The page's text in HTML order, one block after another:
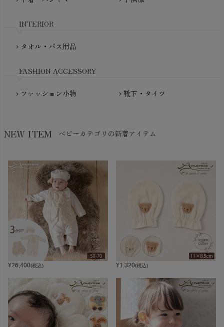
My Little Cozmo（マイリトルコズモ）
NewNative（ニューネイティブ）
INTERIOR
chevron_right タオル・バス用品
FASHION ACCESSORY
chevron_right ファッション小物 chevron_right 靴下・タイツ
NEW ITEM ベビーカテゴリの新着アイテム
¥26,400(税込) ¥1,320(税込)